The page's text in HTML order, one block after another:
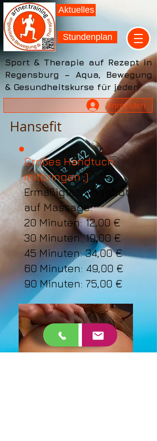
Aktuelles
Stundenplan
Sport & Therapie auf Rezept in
Regensburg – Aqua, Bewegung
& Gesundheitskurse für jeden
Anmelden
Hansefit
Großes Handtuch
mitbringen ;)
Ermäßigtes Angebot
auf Massage:
20 Minuten: 12,00 €
30 Minuten: 19,00 €
45 Minuten: 34,00 €
60 Minuten: 49,00 €
90 Minuten: 75,00 €